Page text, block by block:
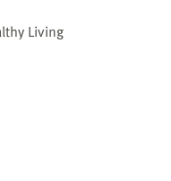
Living